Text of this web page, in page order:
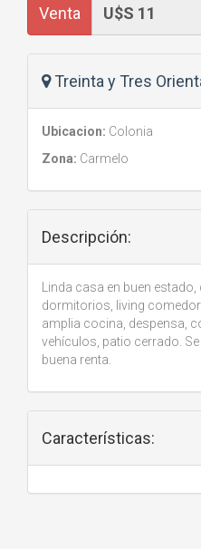
Venta
Treinta y Tres
Ubicacion: Colonia
Zona: Carmelo
Descripción:
Linda casa en buen
dormitorios, living
amplia cocina, despensa,
vehículos, patio cerrado.
buena renta.
Características: